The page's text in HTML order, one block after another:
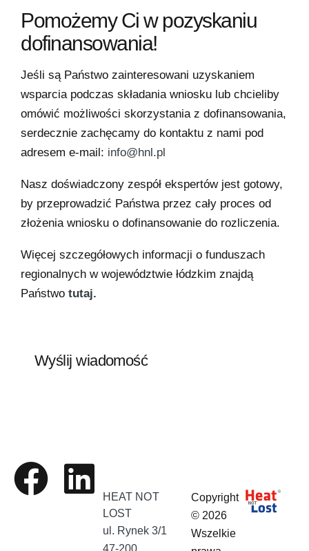
Pomożemy Ci w pozyskaniu
dofinansowania!
Jeśli są Państwo zainteresowani uzyskaniem
wsparcia podczas składania wniosku lub chcieliby
omówić możliwości skorzystania z dofinansowania,
serdecznie zachęcamy do kontaktu z nami pod
adresem e-mail: info@hnl.pl
Nasz doświadczony zespół ekspertów jest gotowy,
by przeprowadzić Państwa przez cały proces od
złożenia wniosku o dofinansowanie do rozliczenia.
Więcej szczegółowych informacji o funduszach
regionalnych w województwie łódzkim znajdą
Państwo tutaj.
Wyślij wiadomość
HEAT NOT
LOST
ul. Rynek 3/1
47-200
Copyright
© 2026
Wszelkie